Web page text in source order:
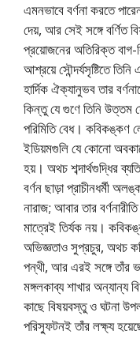
এমনভাবে বর্ণনা করতে
দেয়, আর সেই সঙ্গে বর্ণিত
প্রয়োজনের অতিরিক্ত বাগ-
আশ্রয়ে সৌন্দর্যসৃষ্টিতে
হার্দিক ঐক্যানুভব তার
কিন্তু যে গুণে তিনি উত্তম
পরিমিতি বেধ। কবিকঙ্কণ
ইডিয়মগুলি যে কোনো
হয়। অথচ শব্দার্থগুদ্ধির
বর্ণন ছাড়া প্রাচীনধর্মী
নারাজ; আবার তার
মাত্রেই তির্যক নয়।
অভিজ্ঞতাও সুপ্রচুর, অথচ
পন্থী, আর এরই সঙ্গে তাঁর
মঙ্গলকাব্য শাখার অন্যান্য
কাছে বিষয়বস্তু ও ঘটনা
পরিস্ফুটনই তাঁর লক্ষ্য